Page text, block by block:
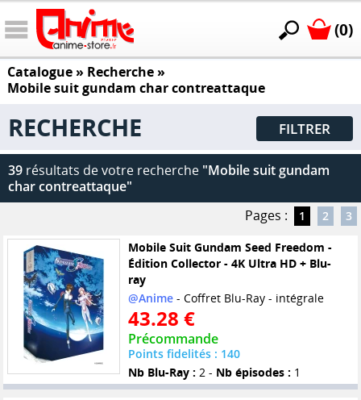
(0)
Catalogue» Recherche »
Mobile suit gundam char contreattaque
RECHERCHE FILTRER
39 résultats de votre recherche "Mobile suit gundam
char contreattaque"
Pages :
1 2 3
Mobile Suit Gundam Seed Freedom -
Édition Collector - 4K Ultra HD + Blu-
ray
@Anime- Coffret Blu-Ray - intégrale
43.28 €
Précommande
Points fidelités : 140
Nb Blu-Ray : 2 - Nb épisodes : 1